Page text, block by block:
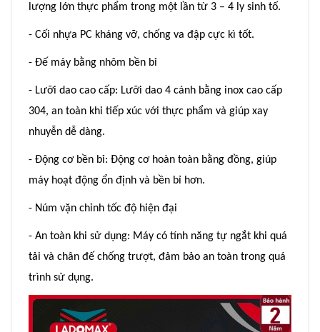
lượng lớn thực phẩm trong một lần từ 3 – 4 ly sinh tố.
- Cối nhựa PC kháng vỡ, chống va đập cực kì tốt.
- Đế máy bằng nhôm bền bỉ
- Lưỡi dao cao cấp: Lưỡi dao 4 cánh bằng inox cao cấp
304, an toàn khi tiếp xúc với thực phẩm và giúp xay
nhuyễn dễ dàng.
- Động cơ bền bỉ: Động cơ hoàn toàn bằng đồng, giúp
máy hoạt động ổn định và bền bỉ hơn.
- Núm vặn chỉnh tốc độ hiện đại
- An toàn khi sử dụng: Máy có tính năng tự ngắt khi quá
tải và chân đế chống trượt, đảm bảo an toàn trong quá
trình sử dụng.